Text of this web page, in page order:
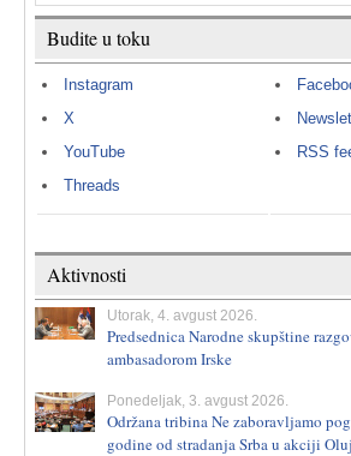
Budite u toku
Instagram
X
YouTube
Threads
RSS
Aktivnosti
Utorak, 4. avgust 2026.
Predsednica Narodne skupštine
ambasadorom Irske
Ponedeljak, 3. avgust 2026.
Održana tribina Ne zaboravljamo
godine od stradanja Srba u akciji